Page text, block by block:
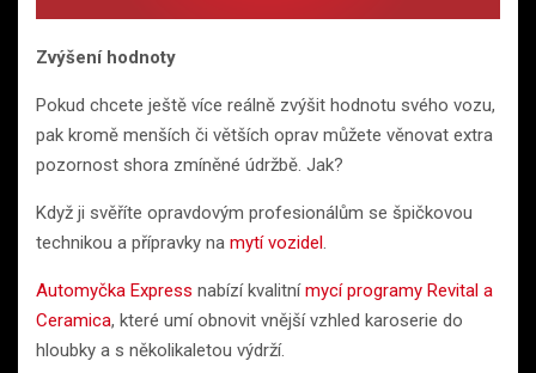
Zvýšení hodnoty
Pokud chcete ještě více reálně zvýšit hodnotu svého vozu,
pak kromě menších či větších oprav můžete věnovat extra
pozornost shora zmíněné údržbě. Jak?
Když ji svěříte opravdovým profesionálům se špičkovou
technikou a přípravky na mytí vozidel.
Automyčka Express nabízí kvalitnímycí programy Revital a
Ceramica, které umí obnovit vnější vzhled karoserie do
hloubky a s několikaletou výdrží.